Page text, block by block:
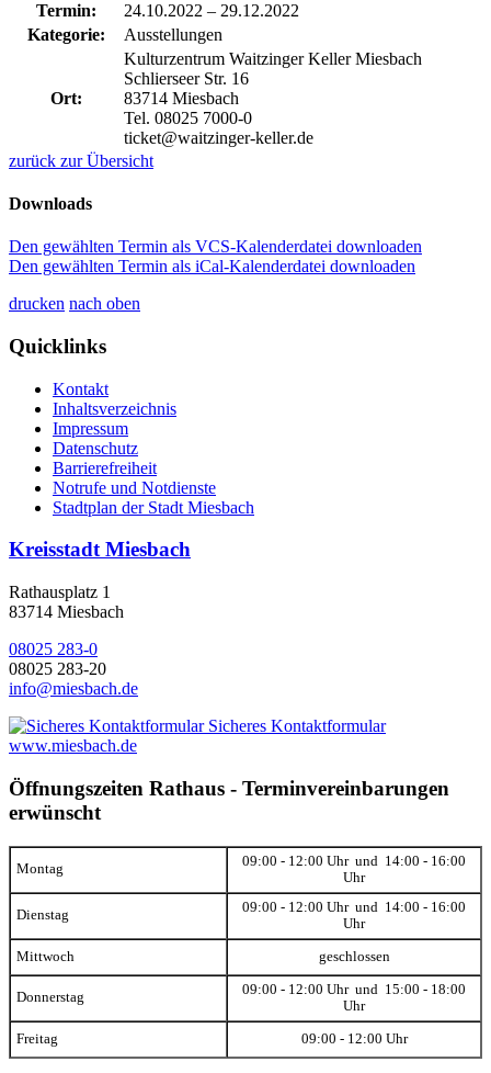
Termin: 24.10.2022 – 29.12.2022
Kategorie:
Ausstellungen
Ort:
Kulturzentrum Waitzinger Keller Miesbach
Schlierseer Str. 16
83714 Miesbach
Tel. 08025 7000-0
ticket@waitzinger-keller.de
zurück zur Übersicht
Downloads
Den gewählten Termin als VCS-Kalenderdatei downloaden
Den gewählten Termin als iCal-Kalenderdatei downloaden
drucken nach oben
Quicklinks
Kontakt
Inhaltsverzeichnis
Impressum
Datenschutz
Barrierefreiheit
Notrufe und Notdienste
Stadtplan der Stadt Miesbach
Kreisstadt Miesbach
Rathausplatz 1
83714 Miesbach
08025 283-0
08025 283-20
info@miesbach.de
Sicheres Kontaktformular
www.miesbach.de
Öffnungszeiten Rathaus - Terminvereinbarungen
erwünscht
Montag
09:00 - 12:00 Uhr und 14:00 - 16:00
Uhr
Dienstag
09:00 - 12:00 Uhr und 14:00 - 16:00
Uhr
Mittwoch geschlossen
Donnerstag
09:00 - 12:00 Uhr und 15:00 - 18:00
Uhr
Freitag 09:00 - 12:00 Uhr